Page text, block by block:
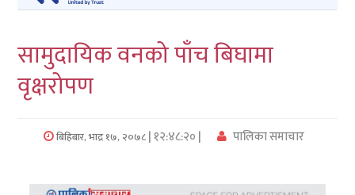
कर्णाली
सुदुरपश्चिम
प्रदेश/
समाचार
सामुदायिक वनको पाँच बिघामा
वृक्षरोपण
बिहिबार, भाद्र १७, २०७८| १२:४८:२० | पालिका समाचार